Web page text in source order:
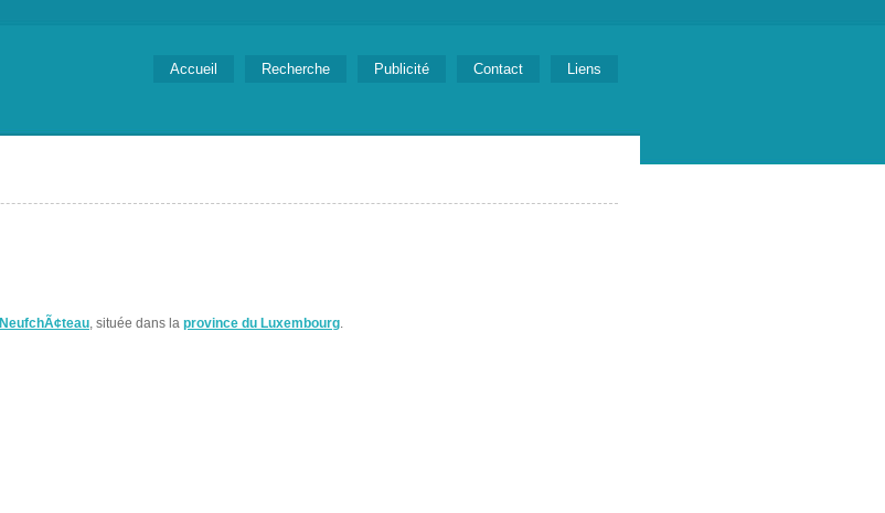
Accueil Recherche Publicité Contact Liens
NeufchÃ¢teau, située dans la province du Luxembourg.